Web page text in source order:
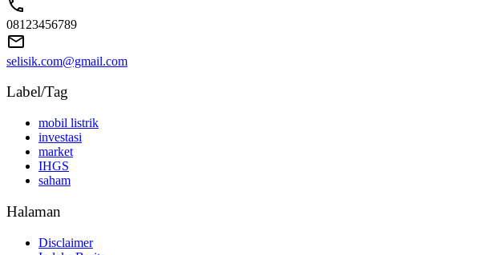
08123456789
selisik.com@gmail.com
Label/Tag
mobil listrik
investasi
market
IHGS
saham
Halaman
Disclaimer